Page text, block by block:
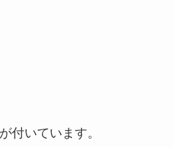
付いています。